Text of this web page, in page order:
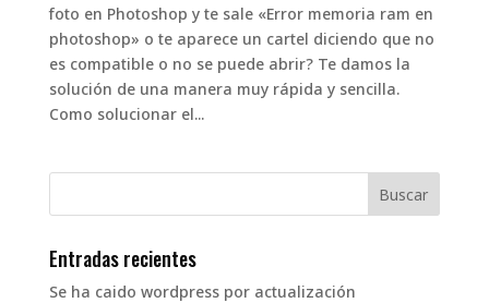
foto en Photoshop y te sale «Error memoria ram en
photoshop» o te aparece un cartel diciendo que no
es compatible o no se puede abrir? Te damos la
solución de una manera muy rápida y sencilla.
Como solucionar el...
Entradas recientes
Se ha caido wordpress por actualización